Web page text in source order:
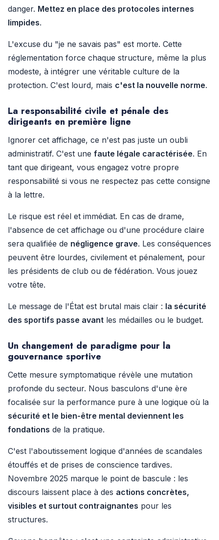
danger. Mettez en place des protocoles internes
limpides.
L'excuse du "je ne savais pas" est morte. Cette
réglementation force chaque structure, même la plus
modeste, à intégrer une véritable culture de la
protection. C'est lourd, mais c'est la nouvelle norme.
La responsabilité civile et pénale des
dirigeants en première ligne
Ignorer cet affichage, ce n'est pas juste un oubli
administratif. C'est une faute légale caractérisée. En
tant que dirigeant, vous engagez votre propre
responsabilité si vous ne respectez pas cette consigne
à la lettre.
Le risque est réel et immédiat. En cas de drame,
l'absence de cet affichage ou d'une procédure claire
sera qualifiée de négligence grave. Les conséquences
peuvent être lourdes, civilement et pénalement, pour
les présidents de club ou de fédération. Vous jouez
votre tête.
Le message de l'État est brutal mais clair : la sécurité
des sportifs passe avant les médailles ou le budget.
Un changement de paradigme pour la
gouvernance sportive
Cette mesure symptomatique révèle une mutation
profonde du secteur. Nous basculons d'une ère
focalisée sur la performance pure à une logique où la
sécurité et le bien-être mental deviennent les
fondations de la pratique.
C'est l'aboutissement logique d'années de scandales
étouffés et de prises de conscience tardives.
Novembre 2025 marque le point de bascule : les
discours laissent place à des actions concrètes,
visibles et surtout contraignantes pour les
structures.